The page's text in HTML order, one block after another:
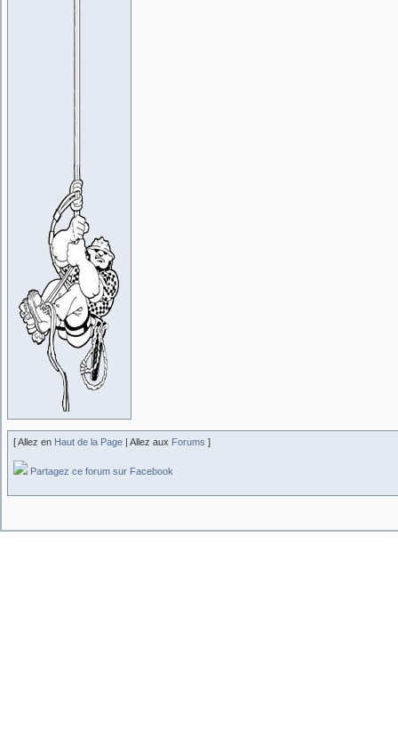
[ Allez en Haut de la Page | Allez aux Forums ]
Partagez ce forum sur Facebook